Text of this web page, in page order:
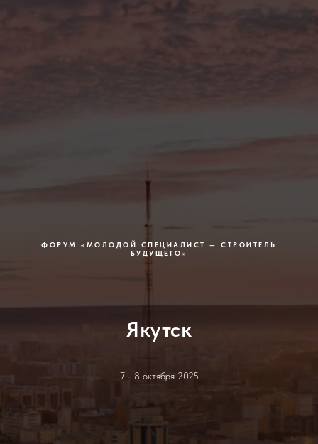
ФОРУМ« МОЛОДОЙ СПЕЦИАЛИСТ — СТРОИТЕЛЬ
БУДУЩЕГО »
Якутск
7 - 8 октября 2025